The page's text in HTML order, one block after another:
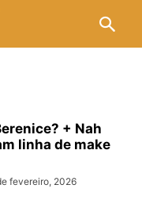
+ Nah
linha de make
fevereiro, 2026